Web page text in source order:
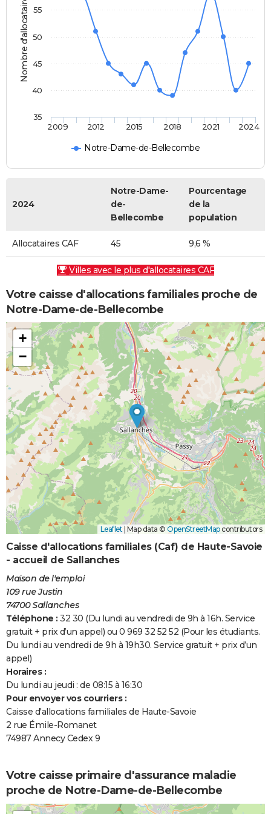
Nombre d'allocataires
Notre-Dame-de-Bellecombe
2009 2012 2015 2018 2021 2024
35
40
45
50
55
2024
Notre-Dame-
de-
Bellecombe
Pourcentage
de la
population
Allocataires CAF 45 9,6 %
Villes avec le plus d'allocataires CAF
Votre caisse d'allocations familiales proche de
Notre-Dame-de-Bellecombe
+
−
Leaflet Map data © OpenStreetMapcontributors
Caisse d'allocations familiales (Caf) de Haute-Savoie
- accueil de Sallanches
Maison de l'emploi
109 rue Justin
74700 Sallanches
Téléphone : 32 30 (Du lundi au vendredi de 9h à 16h. Service
gratuit + prix d’un appel) ou 0 969 32 52 52 (Pour les étudiants.
Du lundi au vendredi de 9h à 19h30. Service gratuit + prix d’un
appel)
Horaires :
Du lundi au jeudi : de 08:15 à 16:30
Pour envoyer vos courriers :
Caisse d'allocations familiales de Haute-Savoie
2 rue Émile-Romanet
74987 Annecy Cedex 9
Votre caisse primaire d'assurance maladie
proche de Notre-Dame-de-Bellecombe